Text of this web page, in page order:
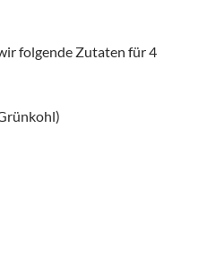
folgende Zutaten für 4